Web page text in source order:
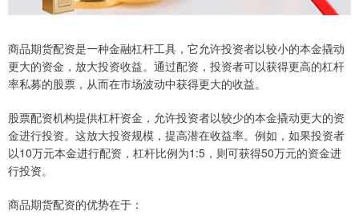
商品期货配资是一种金融杠杆工具，它允许投资者以较小的本金撬动
更大的资金，放大投资收益。通过配资，投资者可以获得更高的杠杆
率私募的股票，从而在市场波动中获得更大的收益。
股票配资机构提供杠杆资金，允许投资者以较少的本金撬动更大的资
金进行投资。这放大投资规模，提高潜在收益率。例如，如果投资者
以10万元本金进行配资，杠杆比例为1:5，则可获得50万元的资金进
行投资。
商品期货配资的优势在于：